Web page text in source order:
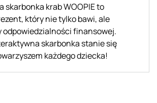
skarbonka krab WOOPIE to
który nie tylko bawi, ale
odpowiedzialności finansowej.
skarbonka stanie się
każdego dziecka!